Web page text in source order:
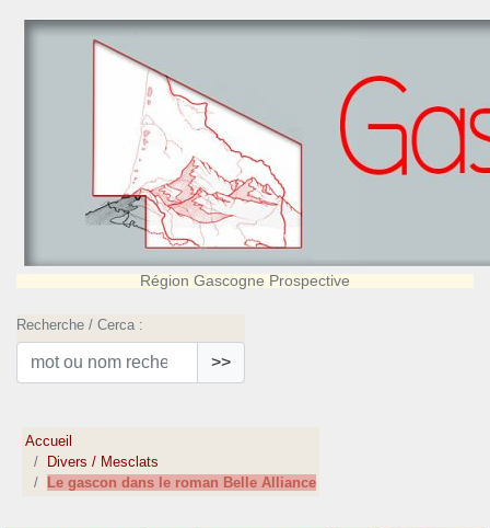
Région Gascogne Prospective
Recherche / Cerca :
>>
Accueil
Divers / Mesclats
Le gascon dans le roman Belle Alliance